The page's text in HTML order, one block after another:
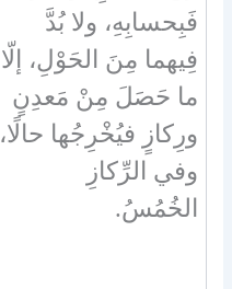
فَبِحسابِهِ، ولا بُدَّ
فِيهما مِنَ الحَوْلِ، إلّا
ما حَصَلَ مِنْ مَعدِنٍ
ورِكازٍ فيُخْرِجُها حالًا،
وفي الرِّكازِ
الخُمُسُ.